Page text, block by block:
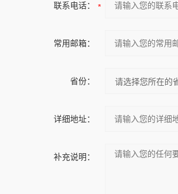
联系电话：
常用邮箱：
省份：
详细地址：
补充说明：